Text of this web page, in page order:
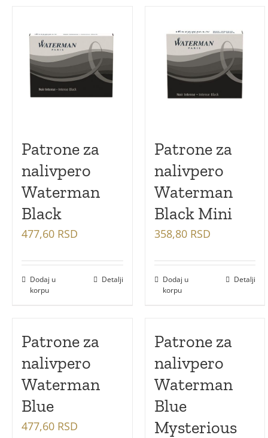
Mastila i refili
Patrone za
nalivpero
Waterman
Black
477,60 RSD
Dodaj u
korpu
Detalji
Patrone za
nalivpero
Waterman
Black Mini
358,80 RSD
Dodaj u
korpu
Detalji
Patrone za
nalivpero
Waterman
Blue
477,60 RSD
Patrone za
nalivpero
Waterman
Blue
Mysterious